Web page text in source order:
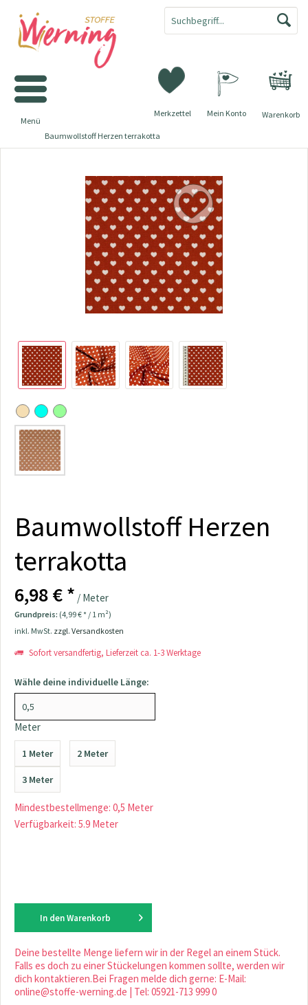
Warenkorb
Merkzettel Mein Konto
Menü
Baumwollstoff Herzen terrakotta
Baumwollstoff Herzen
terrakotta
6,98 € * / Meter
Grundpreis: (4,99 € * / 1 m²)
inkl. MwSt. zzgl. Versandkosten
Sofort versandfertig, Lieferzeit ca. 1-3 Werktage
Wähle deine individuelle Länge:
Meter
1 Meter 2 Meter
3 Meter
Mindestbestellmenge: 0,5 Meter
Verfügbarkeit: 5.9 Meter
In den Warenkorb
Deine bestellte Menge liefern wir in der Regel an einem Stück.
Falls es doch zu einer Stückelungen kommen sollte, werden wir
dich kontaktieren.Bei Fragen melde dich gerne: E-Mail:
online@stoffe-werning.de | Tel: 05921-713 999 0